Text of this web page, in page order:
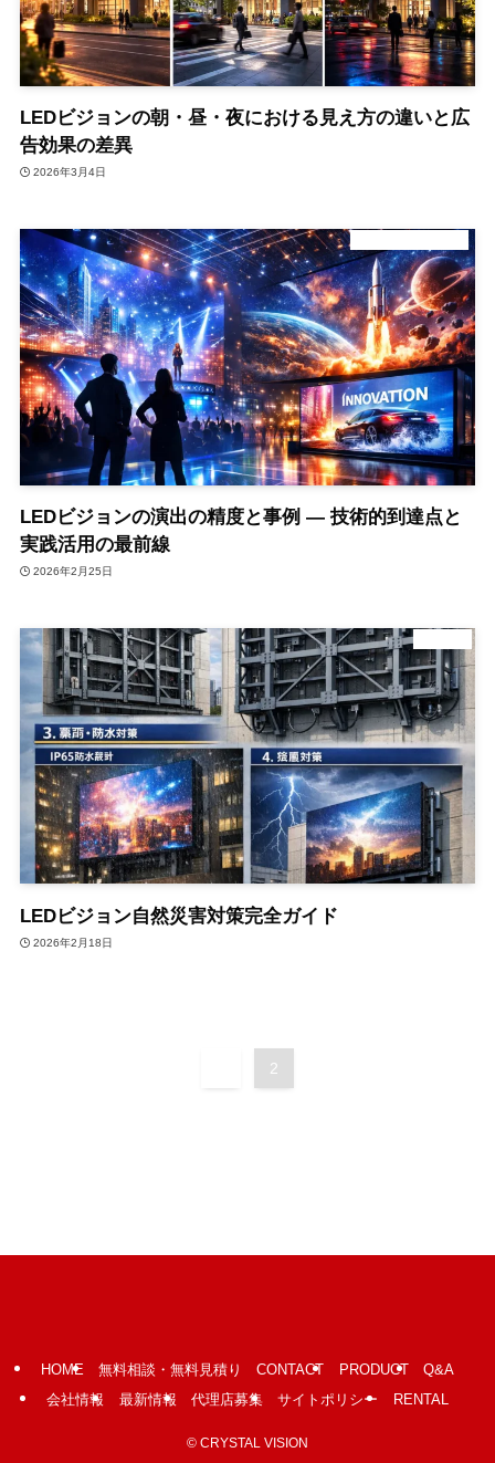
LEDビジョンの朝・昼・夜における見え方の違いと広
告効果の差異
2026年3月4日
LEDビジョンの演出の精度と事例 ― 技術的到達点と
実践活用の最前線
2026年2月25日
LEDビジョン自然災害対策完全ガイド
2026年2月18日
2
HOME 無料相談・無料見積り CONTACT PRODUCT
Q&A
会社情報
最新情報 代理店募集 サイトポリシー RENTAL
© CRYSTAL VISION